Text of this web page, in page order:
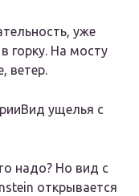
уже
горку. На мосту
ветер.
Вид ущелья с
надо? Но вид с
открывается